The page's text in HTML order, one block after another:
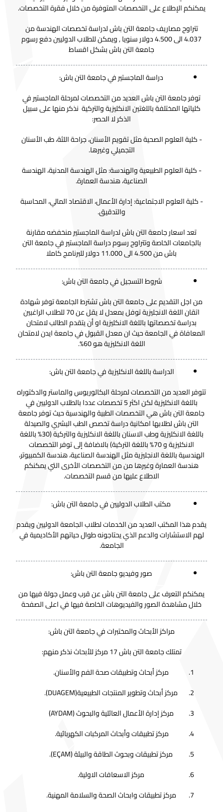
يمكنكم الإطلاع على التخصصات المتوفرة من خلال فقرة التخصصات.
تتراوح مصاريف جامعة التن باش لدراسة تخصصات الهندسة من
4.037 الى 4.500 دولار سنويا , ويمكن للطلاب الدوليين دفع رسوم
جامعة التن باش بشكل اقساط
دراسة الماجستير في جامعة التن باش:
توفر جامعة التن باش العديد من التخصصات لمرحلة الماجستير في
كلياتها المختلفة باللغتين الانكليزية والتركية نذكر منها على سبيل
الذكر لا الحصر:
- كلية العلوم الصحية مثل تقويم الأسنان، جراحة اللثة، طب الأسنان
التجميلي وغيرها.
- كلية العلوم الطبيعية والهندسة: مثل الهندسة المدنية، الهندسة
الصناعية، هندسة العمارة.
- كلية العلوم الاجتماعية: إدارة الأعمال، الاقتصاد المالي، المحاسبة
والتدقيق.
تعد اسعار جامعة التن باش لدراسة الماجستير منخفضه مقارنة
بالجامعات الخاصة وتتراوح رسوم دراسة الماجستير في جامعة التن
باش من 4.500 الى 11.000 دولار للبرنامج كاملا
شروط التسجيل في جامعة التن باش:
من اجل التقديم على جامعة التن باش تشترط الجامعة توفر شهادة
اتقان اللغة الانجليزية توفل بمعدل لا يقل عن 70 للطلاب الراغبين
بدراسة تخصصاتها باللغة الانكليزية او أن يتقدم الطالب لامتحان
المعافاة في الجامعة حيث ان معدل القبول في جامعة ايدن لامتحان
اللغة الانكليزية هو 60%.
الدراسة باللغة الانكليزية في جامعة التن باش:
تتوفر العديد من التخصصات لمرحلة البكالوريوس والماستر والدكتوراه
باللغة الانكليزية لكن اكثر 5 تخصصات عددا بالطلاب الدوليين في
جامعة التن باش هي التخصصات الطبية والهندسية حيث توفر جامعة
التن باش لطلابها امكانية دراسة تخصص الطب البشري والصيدلة
باللغة الانكليزية وطب الاسنان باللغة الانكليزية والتركية (30% باللغة
الانكليزية و 70% باللغة التركية) بالاضافة إلى توفر التخصصات
الهندسية باللغة الانجليزية مثل الهندسة الصناعية، هندسة الكمبيوتر،
هندسة العمارة وغيرها من من التخصصات الأخرى التي يمكنكم
الاطلاع عليها من قسم التخصصات.
مكتب الطلاب الدوليين في جامعة التن باش:
يقدم هذا المكتب العديد من الخدمات لطلاب الجامعة الدوليين ويقدم
لهم الاستشارات والدعم الذي يحتاجونه طوال حياتهم الأكاديمية في
الجامعة.
صور وفيديو جامعة التن باش:
يمكنكم التعرف على جامعة التن باش عن قرب وعمل جولة فيها من
خلال مشاهدة الصور والفيديوهات الخاصة فيها في اعلى الصفحة
مراكز الأبحاث والمختبرات في جامعة التن باش:
تمتلك جامعة التن باش 17 مركز للأبحاث نذكر منهم:
مركز أبحاث وتطبيقات صحة الفم والأسنان.
مركز أبحاث وتطوير المنتجات الطبيعية(DUAGEM).
مركز إدارة الأعمال العائلية والبحوث (AYDAM)
مركز تطبيقات وأبحاث المركبات الكهربائية.
مركز تطبيقات وبحوث الطاقة والبيئة (EÇAM).
مركز الاسعافات الاولية.
مركز تطبيقات وابحاث الصحة والسلامة المهنية.